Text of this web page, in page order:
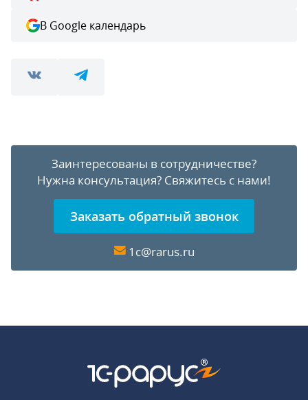
В Google календарь
Заинтересованы в сотрудничестве?
Нужна консультация? Свяжитесь с нами!
Заказать обратный звонок
1c@rarus.ru